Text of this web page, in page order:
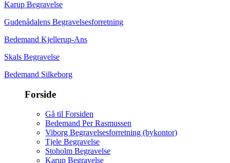
Karup Begravelse
Gudenådalens Begravelsesforretning
Bedemand Kjellerup-Ans
Skals Begravelse
Bedemand Silkeborg
Forside
Gå til Forsiden
Bedemand Per Rasmussen
Viborg Begravelsesforretning (bykontor)
Tjele Begravelse
Stoholm Begravelse
Karup Begravelse